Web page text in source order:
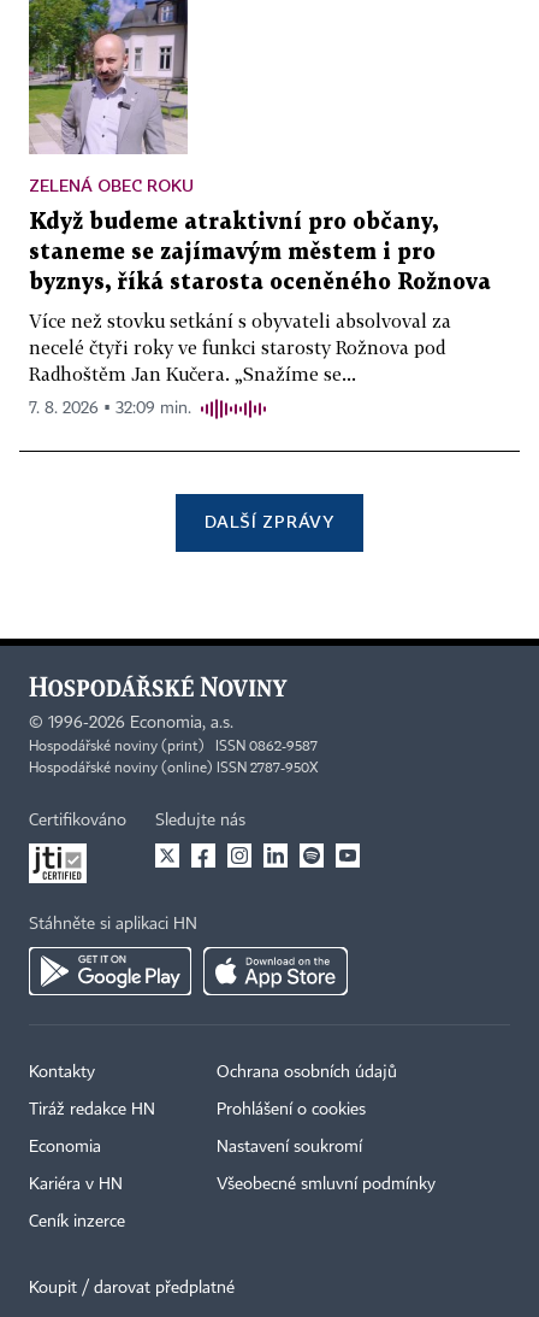
ZELENÁ OBEC ROKU
Když budeme atraktivní pro občany,
staneme se zajímavým městem i pro
byznys, říká starosta oceněného Rožnova
Více než stovku setkání s obyvateli absolvoval za
necelé čtyři roky ve funkci starosty Rožnova pod
Radhoštěm Jan Kučera. „Snažíme se...
7. 8. 2026 ▪ 32:09 min.
DALŠÍ ZPRÁVY
© 1996-2026 Economia, a.s.
Hospodářské noviny (print) ISSN 0862-9587
Hospodářské noviny (online) ISSN 2787-950X
Certifikováno Sledujte nás
Stáhněte si aplikaci HN
Kontakty
Tiráž redakce HN
Economia
Kariéra v HN
Ceník inzerce
Ochrana osobních údajů
Prohlášení o cookies
Nastavení soukromí
Všeobecné smluvní podmínky
Koupit / darovat předplatné